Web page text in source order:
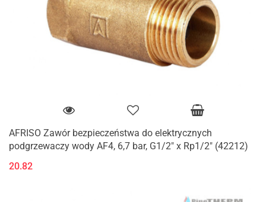
AFRISO Zawór bezpieczeństwa do elektrycznych
podgrzewaczy wody AF4, 6,7 bar, G1/2" x Rp1/2" (42212)
20.82